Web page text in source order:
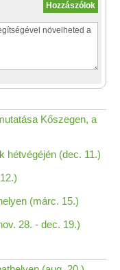
Kőszegen, a
hétvégéjén (dec. 11.)
(márc. 15.)
28. - dec. 19.)